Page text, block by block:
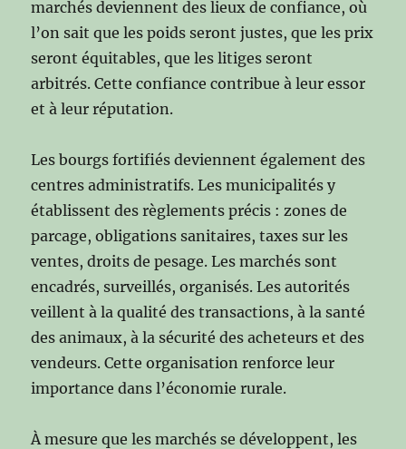
marchés deviennent des lieux de confiance, où
l’on sait que les poids seront justes, que les prix
seront équitables, que les litiges seront
arbitrés. Cette confiance contribue à leur essor
et à leur réputation.
Les bourgs fortifiés deviennent également des
centres administratifs. Les municipalités y
établissent des règlements précis : zones de
parcage, obligations sanitaires, taxes sur les
ventes, droits de pesage. Les marchés sont
encadrés, surveillés, organisés. Les autorités
veillent à la qualité des transactions, à la santé
des animaux, à la sécurité des acheteurs et des
vendeurs. Cette organisation renforce leur
importance dans l’économie rurale.
À mesure que les marchés se développent, les